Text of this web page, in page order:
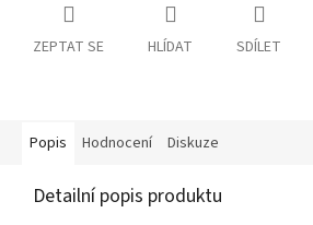
ZEPTAT SE HLÍDAT SDÍLET
Popis Hodnocení Diskuze
Detailní popis produktu